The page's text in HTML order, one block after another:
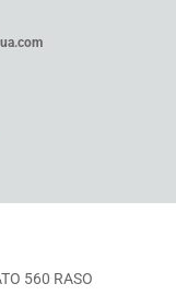
560 RASO